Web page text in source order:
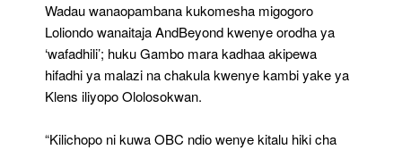
Wadau wanaopambana kukomesha migogoro
Loliondo wanaitaja AndBeyond kwenye orodha ya
‘wafadhili’; huku Gambo mara kadhaa akipewa
hifadhi ya malazi na chakula kwenye kambi yake ya
Klens iliyopo Ololosokwan.
“Kilichopo ni kuwa OBC ndio wenye kitalu hiki cha